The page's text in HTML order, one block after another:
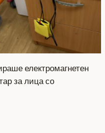
електромагнетен
за лица со